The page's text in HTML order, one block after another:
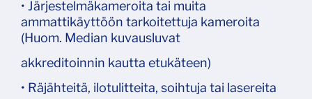
• Järjestelmäkameroita tai muita
ammattikäyttöön tarkoitettuja kameroita
(Huom. Median kuvausluvat
akkreditoinnin kautta etukäteen)
• Räjähteitä, ilotulitteita, soihtuja tai lasereita